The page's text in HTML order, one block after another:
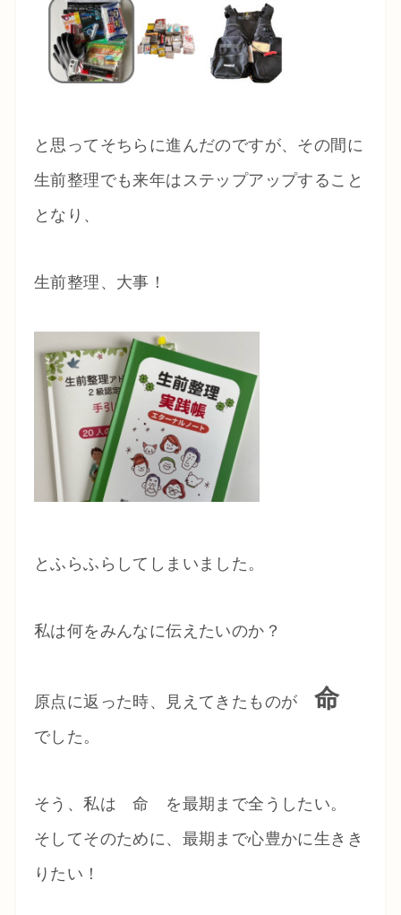
と思ってそちらに進んだのですが、その間に
生前整理でも来年はステップアップすること
となり、
生前整理、大事！
とふらふらしてしまいました。
私は何をみんなに伝えたいのか？
原点に返った時、見えてきたものが 命
でした。
そう、私は 命 を最期まで全うしたい。
そしてそのために、最期まで心豊かに生きき
りたい！